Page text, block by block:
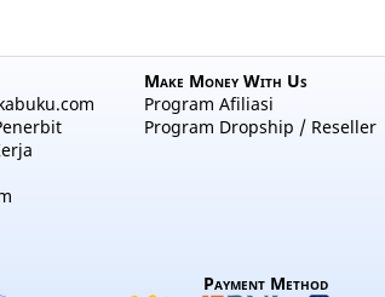
Make Money With Us
Program Afiliasi
Program Dropship / Reseller
Payment Method